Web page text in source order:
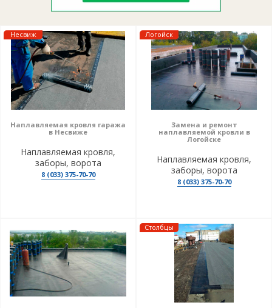
Несвиж
Наплавляемая кровля гаража
в Несвиже
Наплавляемая кровля,
заборы, ворота
8 (033) 375-70-70
Логойск
Замена и ремонт
наплавляемой кровли в
Логойске
Наплавляемая кровля,
заборы, ворота
8 (033) 375-70-70
Столбцы